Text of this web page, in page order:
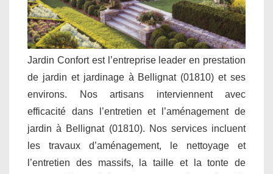
Jardin Confort est l’entreprise leader en prestation
de jardin et jardinage à Bellignat (01810) et ses
environs. Nos artisans interviennent avec
efficacité dans l’entretien et l’aménagement de
jardin à Bellignat (01810). Nos services incluent
les travaux d’aménagement, le nettoyage et
l’entretien des massifs, la taille et la tonte de